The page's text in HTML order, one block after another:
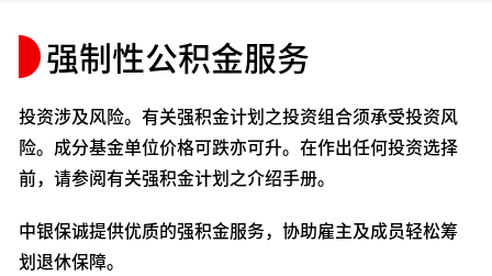
强制性公积金服务
投资涉及风险。有关强积金计划之投资组合须承受投资风
险。成分基金单位价格可跌亦可升。在作出任何投资选择
前，请参阅有关强积金计划之介绍手册。
中银保诚提供优质的强积金服务，协助雇主及成员轻松筹
划退休保障。